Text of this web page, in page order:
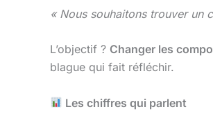
« Nous souhaitons trouver un
L’objectif ? Changer les
blague qui fait réfléchir.
Les chiffres qui parlent